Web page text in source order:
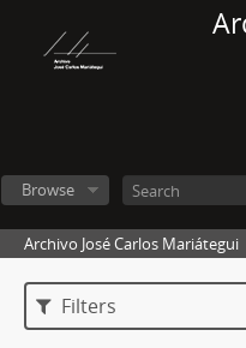
Browse
Archivo José Carlos Mariátegui
Filters